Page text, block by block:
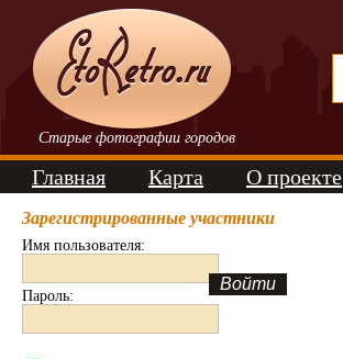
Старые фотографии городов
Главная Карта О проекте
Зарегистрированные участники
Имя пользователя:
Пароль: